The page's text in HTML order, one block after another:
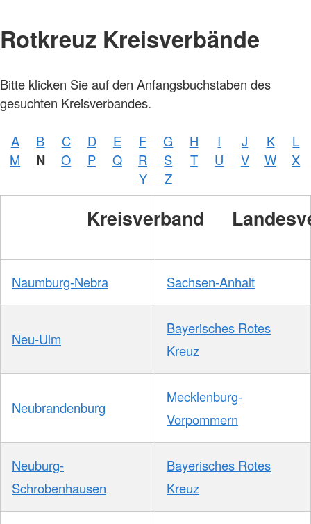
Rotkreuz Kreisverbände
Bitte klicken Sie auf den Anfangsbuchstaben des
gesuchten Kreisverbandes.
A B C D E F G H I J K
L
M
N O P Q R S T U V W
X
Y
Z
Kreisverband
Naumburg-Nebra Sachsen-Anhalt
Neu-Ulm
Bayerisches Rotes
Kreuz
Neubrandenburg
Mecklenburg-
Vorpommern
Neuburg-
Schrobenhausen
Bayerisches Rotes
Kreuz